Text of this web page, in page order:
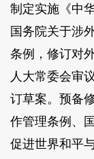
制定实施《中
国务院关于涉
条例，修订对
人大常委会审
订草案。预备
作管理条例、
促进世界和平